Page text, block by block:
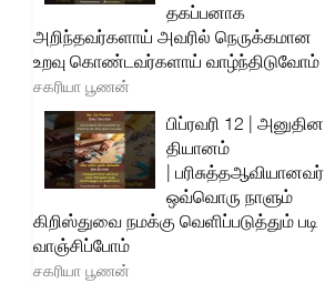
தகப்பனாக
அறிந்தவர்களாய் அவரில் நெருக்கமான
உறவு கொண்டவர்களாய் வாழ்ந்திடுவோம்
சகரியா பூணன்
பிப்ரவரி 12 | அனுதின
தியானம்
| பரிசுத்தஆவியானவர்
ஒவ்வொரு நாளும்
கிறிஸ்துவை நமக்கு வெளிப்படுத்தும் படி
வாஞ்சிப்போம்
சகரியா பூணன்